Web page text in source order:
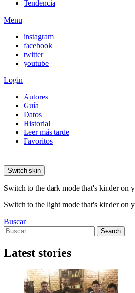
Tendencia
Menu
instagram
facebook
twitter
youtube
Login
Autores
Guía
Datos
Historial
Leer más tarde
Favoritos
Switch skin
Switch to the dark mode that's kinder on
Switch to the light mode that's kinder on
Buscar
Search
for:
Search
Latest stories